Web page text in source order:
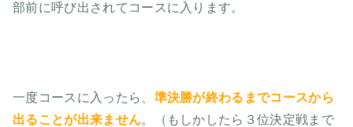
部前に呼び出されてコースに入ります。
一度コースに入ったら、 準決勝が終わるまでコースから
出ることが出来ません。（もしかしたら３位決定戦まで